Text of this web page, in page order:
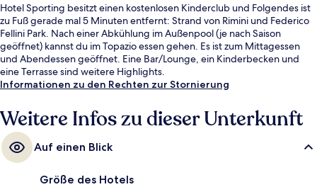
Hotel Sporting besitzt einen kostenlosen Kinderclub und Folgendes ist
zu Fuß gerade mal 5 Minuten entfernt: Strand von Rimini und Federico
Fellini Park. Nach einer Abkühlung im Außenpool (je nach Saison
geöffnet) kannst du im Topazio essen gehen. Es ist zum Mittagessen
und Abendessen geöffnet. Eine Bar/Lounge, ein Kinderbecken und
eine Terrasse sind weitere Highlights.
Informationen zu den Rechten zur Stornierung
Weitere Infos zu dieser Unterkunft
Auf einen Blick
Größe des Hotels